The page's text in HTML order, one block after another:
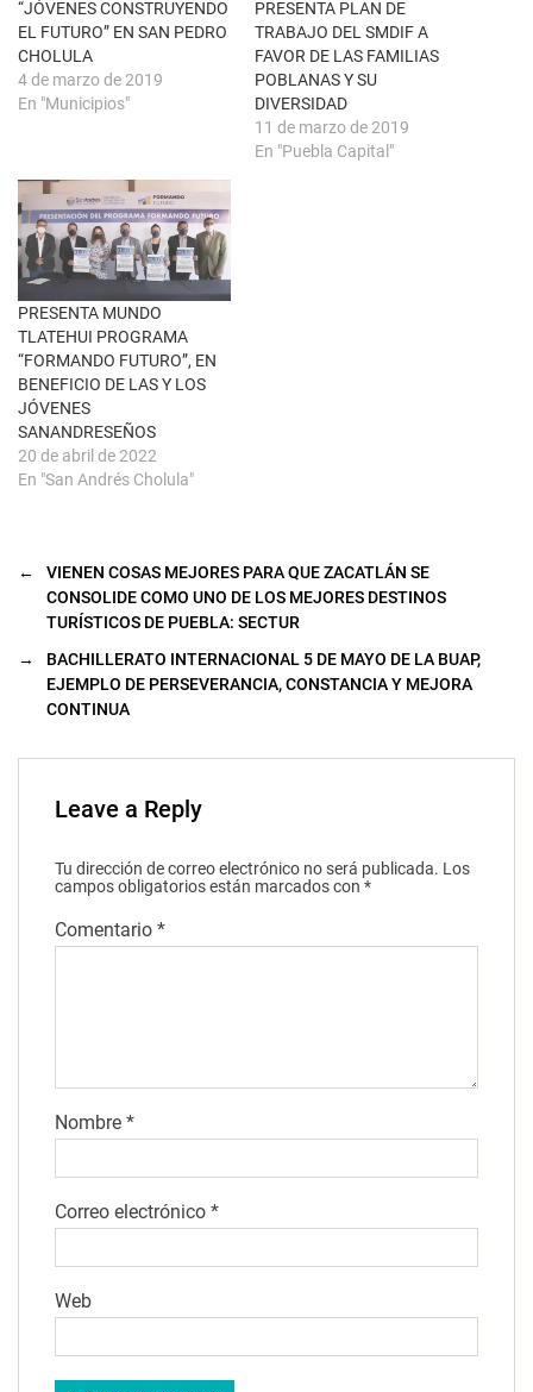
a
n
a
n
u
v
S
e
r
e
e
v
e
n
t
a
n
a
u
e
v
a
)
“JÓVENES CONSTRUYENDO
EL FUTURO” EN SAN PEDRO
CHOLULA
4 de marzo de 2019
En "Municipios"
PRESENTA PLAN DE
TRABAJO DEL SMDIF A
FAVOR DE LAS FAMILIAS
POBLANAS Y SU
DIVERSIDAD
11 de marzo de 2019
En "Puebla Capital"
PRESENTA MUNDO
TLATEHUI PROGRAMA
“FORMANDO FUTURO”, EN
BENEFICIO DE LAS Y LOS
JÓVENES
SANANDRESEÑOS
20 de abril de 2022
En "San Andrés Cholula"
←
VIENEN COSAS MEJORES PARA QUE ZACATLÁN SE
CONSOLIDE COMO UNO DE LOS MEJORES DESTINOS
TURÍSTICOS DE PUEBLA: SECTUR
→
BACHILLERATO INTERNACIONAL 5 DE MAYO DE LA BUAP,
EJEMPLO DE PERSEVERANCIA, CONSTANCIA Y MEJORA
CONTINUA
Leave a Reply
Tu dirección de correo electrónico no será publicada. Los
campos obligatorios están marcados con *
Comentario *
Nombre *
Correo electrónico *
Web